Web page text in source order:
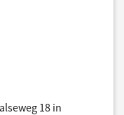
18 in